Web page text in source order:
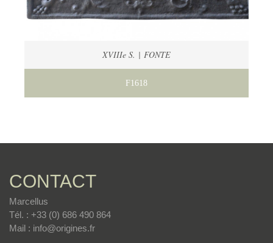
XVIIIe S. | FONTE
F1618
CONTACT
Marcellus
Tél. : +33 (0) 686 490 864
Mail : info@origines.fr